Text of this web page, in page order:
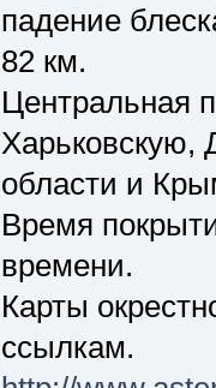
падение
82 км.
Центральная
Харьковскую,
области и
Время
времени.
Карты
ссылкам.